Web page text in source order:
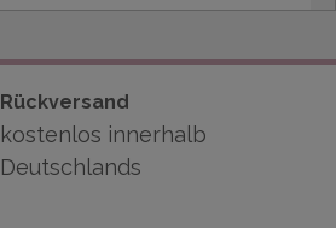
Rückversand
kostenlos innerhalb
Deutschlands